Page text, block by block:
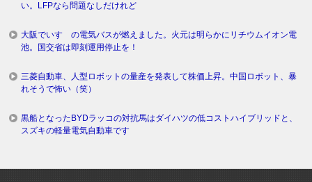
い。LFPなら問題なしだけれど
大阪でいすゞの電気バスが燃えました。火元は明らかにリチウムイオン電
池。国交省は即刻運用停止を！
三菱自動車、人型ロボットの量産を発表して株価上昇。中国ロボット、暴
れそうで怖い（笑）
黒船となったBYDラッコの対抗馬はダイハツの低コストハイブリッドと、
スズキの軽量電気自動車です